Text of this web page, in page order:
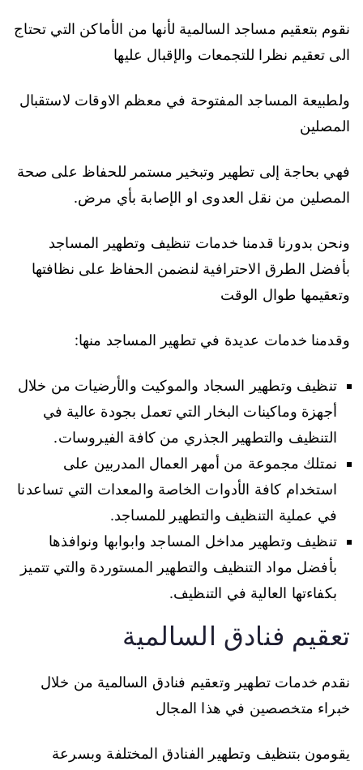
نقوم بتعقيم مساجد السالمية لأنها من الأماكن التي تحتاج
الى تعقيم نظرا للتجمعات والإقبال عليها
ولطبيعة المساجد المفتوحة في معظم الاوقات لاستقبال
المصلين
فهي بحاجة إلى تطهير وتبخير مستمر للحفاظ على صحة
المصلين من نقل العدوى او الإصابة بأي مرض.
ونحن بدورنا قدمنا خدمات تنظيف وتطهير المساجد
بأفضل الطرق الاحترافية لنضمن الحفاظ على نظافتها
وتعقيمها طوال الوقت
وقدمنا خدمات عديدة في تطهير المساجد منها:
تنظيف وتطهير السجاد والموكيت والأرضيات من خلال
أجهزة وماكينات البخار التي تعمل بجودة عالية في
التنظيف والتطهير الجذري من كافة الفيروسات.
نمتلك مجموعة من أمهر العمال المدربين على
استخدام كافة الأدوات الخاصة والمعدات التي تساعدنا
في عملية التنظيف والتطهير للمساجد.
تنظيف وتطهير مداخل المساجد وابوابها ونوافذها
بأفضل مواد التنظيف والتطهير المستوردة والتي تتميز
بكفاءتها العالية في التنظيف.
تعقيم فنادق السالمية
نقدم خدمات تطهير وتعقيم فنادق السالمية من خلال
خبراء متخصصين في هذا المجال
يقومون بتنظيف وتطهير الفنادق المختلفة وبسرعة